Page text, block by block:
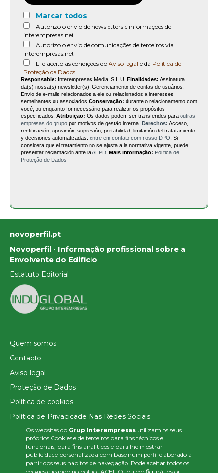
Os websites do Grup Interempresasutilizam os seus
próprios Cookies e de terceiros para fins técnicos e
funcionais, para fins analíticos e para lhe mostrar
publicidade personalizada com base num perfil elaborado a
partir dos seus hábitos de navegação. Pode aceitar todos os
cookies clicando no botão "ACEITO" ou configurá-los ou
Marcar todos
Autorizo o envio de newsletters e informações de
interempresas.net
Autorizo o envio de comunicações de terceiros via
interempresas.net
Li e aceito as condições do Aviso legal e da Política de
Proteção de Dados
Responsable: Interempresas Media, S.L.U. Finalidades: Assinatura
da(s) nossa(s) newsletter(s). Gerenciamento de contas de usuários.
Envio de e-mails relacionados a ele ou relacionados a interesses
semelhantes ou associados.Conservação: durante o relacionamento com
você, ou enquanto for necessário para realizar os propósitos
especificados. Atribuição: Os dados podem ser transferidos para outras
empresas do grupo por motivos de gestão interna. Derechos: Acceso,
rectificación, oposición, supresión, portabilidad, limitación del tratatamiento
y decisiones automatizadas: entre em contato com nosso DPO. Si
considera que el tratamiento no se ajusta a la normativa vigente, puede
presentar reclamación ante laAEPD. Mais informação: Política de
Proteção de Dados
novoperfil.pt
Novoperfil - Informação profissional sobre a
Envolvente do Edifício
Estatuto Editorial
Quem somos
Contacto
Aviso legal
Proteção de Dados
Política de cookies
Política de Privacidade Nas Redes Sociais
Canal de denúncias
Colaborações editoriais